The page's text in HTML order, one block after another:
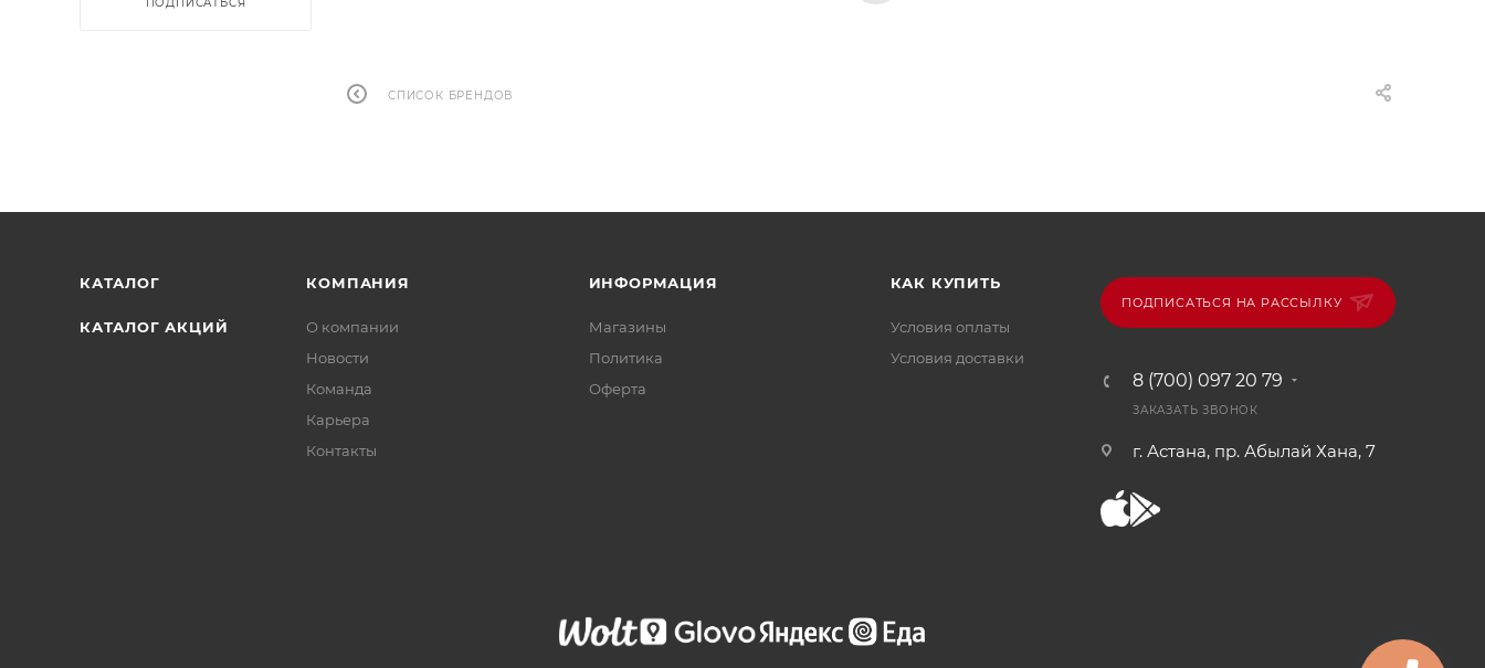
СПИСОК БРЕНДОВ
КАТАЛОГ
КАТАЛОГ АКЦИЙ
КОМПАНИЯ
О компании
Новости
Команда
Карьера
Контакты
ИНФОРМАЦИЯ
Магазины
Политика
Офертa
КАК КУПИТЬ
Условия оплаты
Условия доставки
ПОДПИСАТЬСЯ НА РАССЫЛКУ
8 (700) 097 20 79
ЗАКАЗАТЬ ЗВОНОК
г. Астана, пр. Абылай Хана, 7